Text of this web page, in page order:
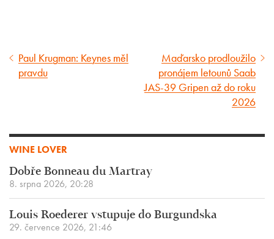
Předcházející
článek
Paul Krugman: Keynes měl
pravdu
Následující
článek
Maďarsko prodloužilo
pronájem letounů Saab
JAS-39 Gripen až do roku
2026
WINE LOVER
Dobře Bonneau du Martray
8. srpna 2026, 20:28
Louis Roederer vstupuje do Burgundska
29. července 2026, 21:46